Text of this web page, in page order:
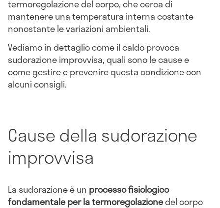
termoregolazione del corpo, che cerca di
mantenere una temperatura interna costante
nonostante le variazioni ambientali.
Vediamo in dettaglio come il caldo provoca
sudorazione improvvisa, quali sono le cause e
come gestire e prevenire questa condizione con
alcuni consigli.
Cause della sudorazione
improvvisa
La sudorazione è un processo fisiologico
fondamentale per la termoregolazionedel corpo